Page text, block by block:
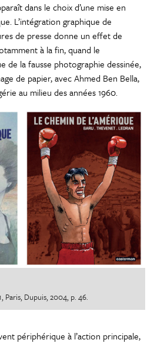
dans le choix d’une mise en
L’intégration graphique de
de presse donne un effet de
à la fin, quand le
de la fausse photographie dessinée,
de papier, avec Ahmed Ben Bella,
au milieu des années 1960.
Paris, Dupuis, 2004, p. 46.
périphérique à l’action principale,